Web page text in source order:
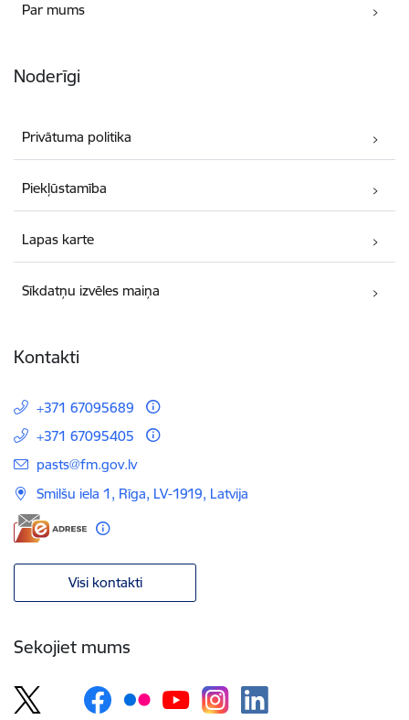
Par mums
Noderīgi
Privātuma politika
Piekļūstamība
Lapas karte
Sīkdatņu izvēles maiņa
Kontakti
+371 67095689
+371 67095405
E-pasts:
pasts@fm.gov.lv
Smilšu iela 1, Rīga, LV-1919, Latvija
Visi kontakti
Sekojiet mums